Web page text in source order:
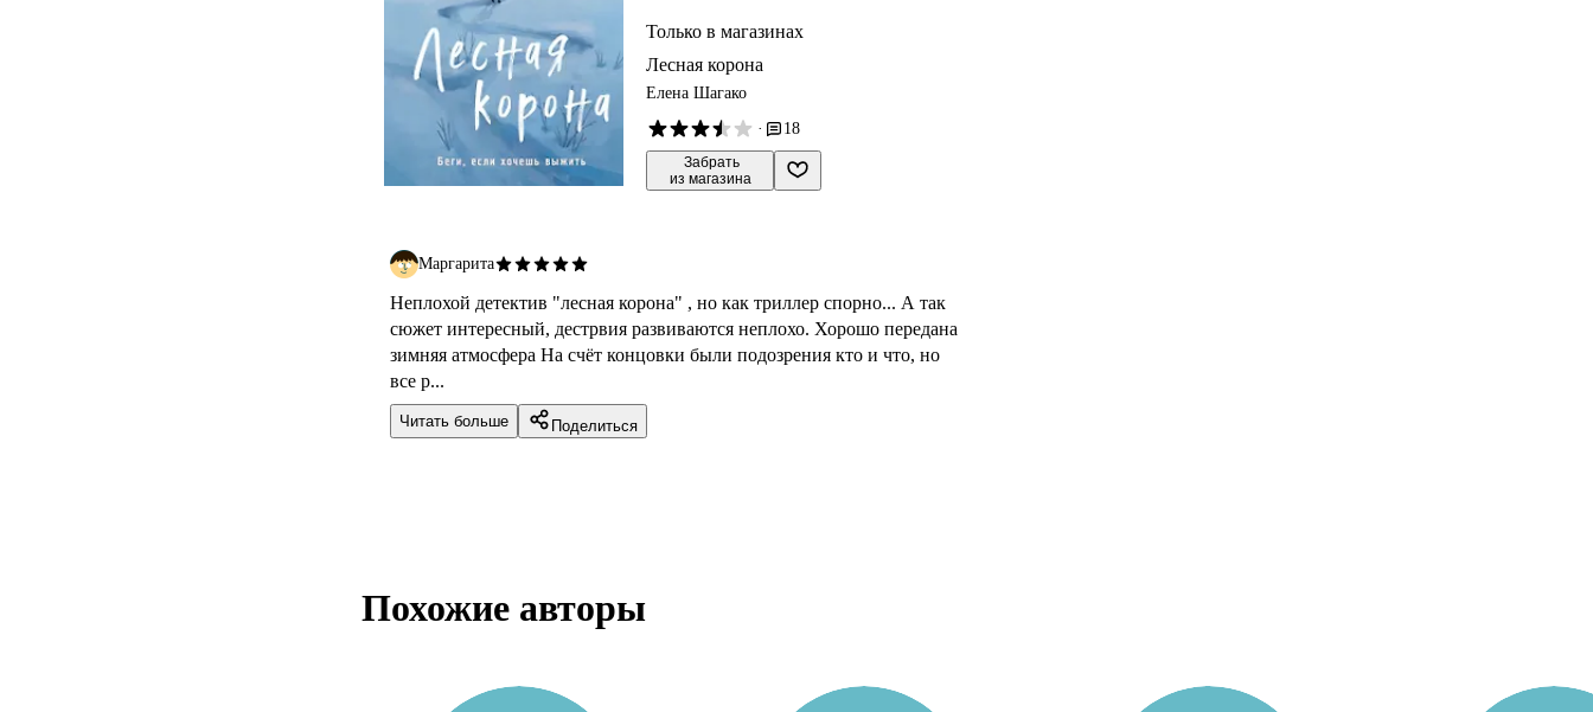
Только в магазинах
Лесная корона
Елена Шагако
·
18
Забрать
из магазина
Маргарита
Неплохой детектив "лесная корона" , но как триллер спорно... А так
сюжет интересный, дестрвия развиваются неплохо. Хорошо передана
зимняя атмосфера На счёт концовки были подозрения кто и что, но
все р...
Читать больше Поделиться
Похожие авторы